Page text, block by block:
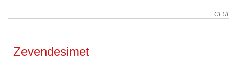
Zevendesimet